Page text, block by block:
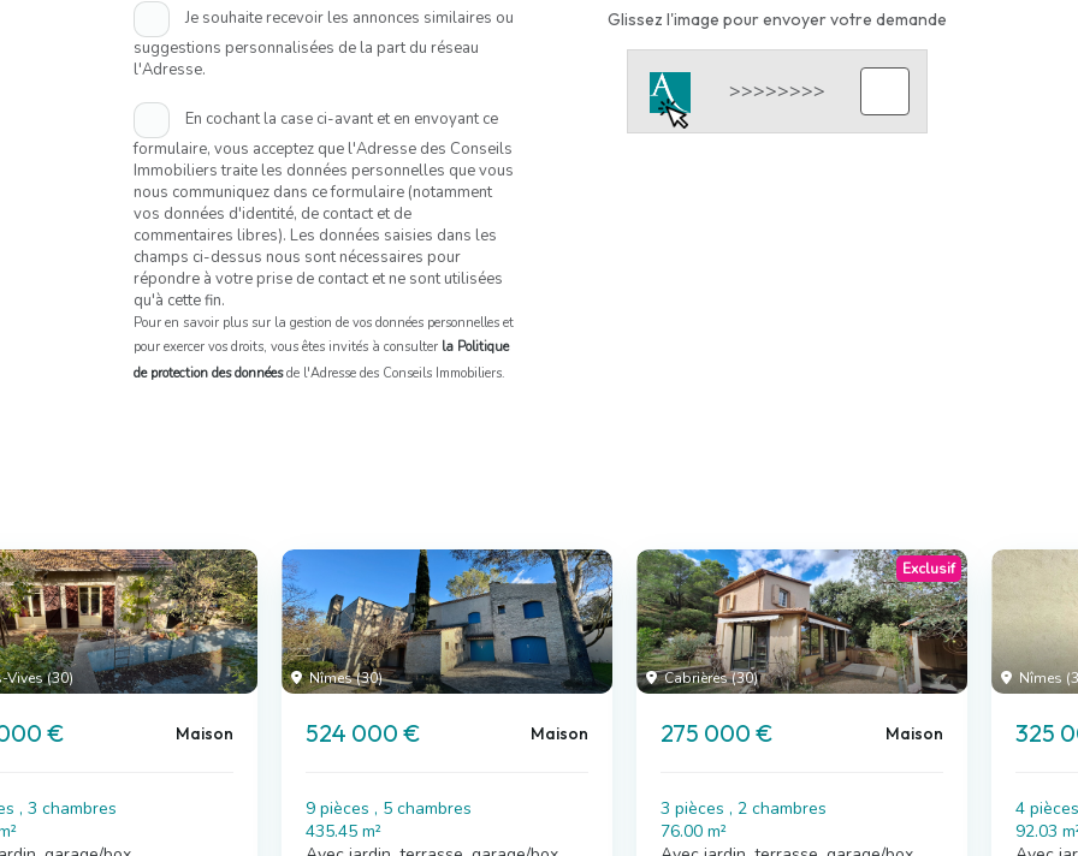
Je souhaite recevoir les annonces similaires ou
suggestions personnalisées de la part du réseau
l'Adresse.
En cochant la case ci-avant et en envoyant ce
formulaire, vous acceptez que l'Adresse des Conseils
Immobiliers traite les données personnelles que vous
nous communiquez dans ce formulaire (notamment
vos données d'identité, de contact et de
commentaires libres). Les données saisies dans les
champs ci-dessus nous sont nécessaires pour
répondre à votre prise de contact et ne sont utilisées
qu'à cette fin.
Pour en savoir plus sur la gestion de vos données personnelles et
pour exercer vos droits, vous êtes invités à consulter la Politique
de protection des donnéesde l'Adresse des Conseils Immobiliers.
Glissez l'image pour envoyer votre demande
(30)
€ Maison
, 3 chambres
Nîmes (30)
524 000 € Maison
9 pièces , 5 chambres
435.45 m²
Cabrières (30)
Exclusif
275 000 € Maison
3 pièces , 2 chambres
76.00 m²
Nîmes
325
4
92.03